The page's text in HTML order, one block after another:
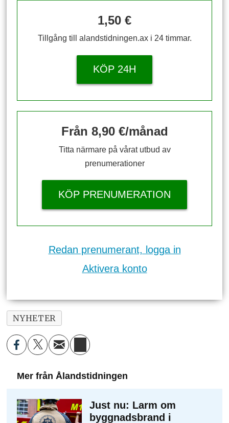
1,50 €
Tillgång till alandstidningen.ax i 24 timmar.
KÖP 24H
Från 8,90 €/månad
Titta närmare på vårat utbud av
prenumerationer
KÖP PRENUMERATION
Redan prenumerant, logga in
Aktivera konto
NYHETER